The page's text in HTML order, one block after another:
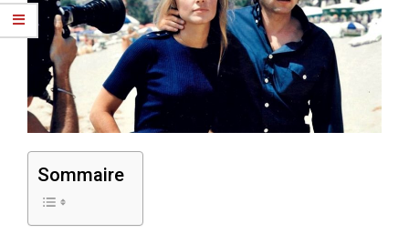
Sommaire